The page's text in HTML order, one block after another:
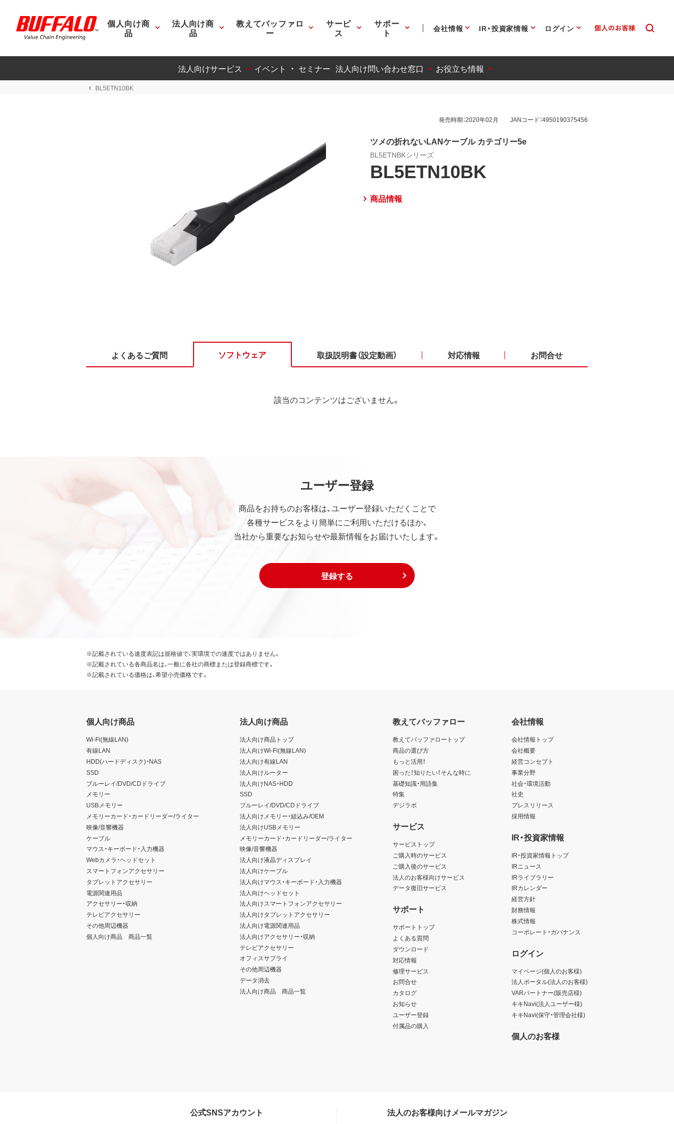
個人向け商
品
法人向け商
品
教えてバッファロ
ー
サービ
ス
サポー
ト 会社情報 IR・投資家情報 ログイン
法人向けサービス イベント ・ セミナー 法人向け問い合わせ窓口 お役立ち情報
BL5ETN10BK
発売時期：2020年02月 JANコード：4950190375456
ツメの折れないLANケーブル カテゴリー5e
BL5ETNBKシリーズ
BL5ETN10BK
商品情報
よくあるご質問 ソフトウェア 取扱説明書（設定動画） 対応情報 お問合せ
該当のコンテンツはございません。
ユーザー登録
商品をお持ちのお客様は、ユーザー登録いただくことで
各種サービスをより簡単にご利用いただけるほか、
当社から重要なお知らせや最新情報をお届けいたします。
登録する
※記載されている速度表記は規格値で、実環境での速度ではありません。
※記載されている各商品名は、一般に各社の商標または登録商標です。
※記載されている価格は、希望小売価格です。
個人向け商品
Wi-Fi(無線LAN)
有線LAN
HDD(ハードディスク)・NAS
SSD
ブルーレイ/DVD/CDドライブ
メモリー
USBメモリー
メモリーカード・カードリーダー/ライター
映像/音響機器
ケーブル
マウス・キーボード・入力機器
Webカメラ・ヘッドセット
スマートフォンアクセサリー
タブレットアクセサリー
電源関連用品
アクセサリー・収納
テレビアクセサリー
その他周辺機器
個人向け商品 商品一覧
法人向け商品
法人向け商品トップ
法人向けWi-Fi(無線LAN)
法人向け有線LAN
法人向けルーター
法人向けNAS・HDD
SSD
ブルーレイ/DVD/CDドライブ
法人向けメモリー・組込み/OEM
法人向けUSBメモリー
メモリーカード・カードリーダー/ライター
映像/音響機器
法人向け液晶ディスプレイ
法人向けケーブル
法人向けマウス・キーボード・入力機器
法人向けヘッドセット
法人向けスマートフォンアクセサリー
法人向けタブレットアクセサリー
法人向け電源関連用品
法人向けアクセサリー・収納
テレビアクセサリー
オフィスサプライ
その他周辺機器
データ消去
法人向け商品 商品一覧
教えてバッファロー
教えてバッファロートップ
商品の選び方
もっと活用！
困った！知りたい！そんな時に
基礎知識・用語集
特集
デジラボ
サービス
サービストップ
ご購入時のサービス
ご購入後のサービス
法人のお客様向けサービス
データ復旧サービス
サポート
サポートトップ
よくある質問
ダウンロード
対応情報
修理サービス
お問合せ
カタログ
お知らせ
ユーザー登録
付属品の購入
会社情報
会社情報トップ
会社概要
経営コンセプト
事業分野
社会・環境活動
社史
プレスリリース
採用情報
IR・投資家情報
IR・投資家情報トップ
IRニュース
IRライブラリー
IRカレンダー
経営方針
財務情報
株式情報
コーポレート・ガバナンス
ログイン
マイページ(個人のお客様)
法人ポータル(法人のお客様)
VARパートナー(販売店様)
キキNavi(法人ユーザー様)
キキNavi(保守・管理会社様)
個人のお客様
公式SNSアカウント 法人のお客様向けメールマガジン